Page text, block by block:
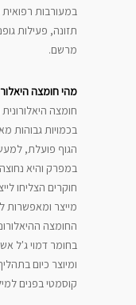
במעורבות
תזונה, פעילות
מרשם.
מהי חומצה
חומצה
בכמויות גבוהות
הגוף פועלת,
במפרק והיא
חוקרים הצליחו
מייצר ומאפשרות
החומצה
בחומר דמוי ג'ל
ומיוצר כיום
קוסמטי בפנים